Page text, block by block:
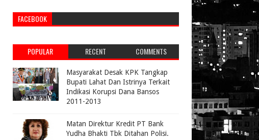
FACEBOOK
POPULAR RECENT COMMENTS
Masyarakat Desak KPK Tangkap
Bupati Lahat Dan Istrinya Terkait
Indikasi Korupsi Dana Bansos
2011-2013
Matan Direktur Kredit PT Bank
Yudha Bhakti Tbk Ditahan Polisi.